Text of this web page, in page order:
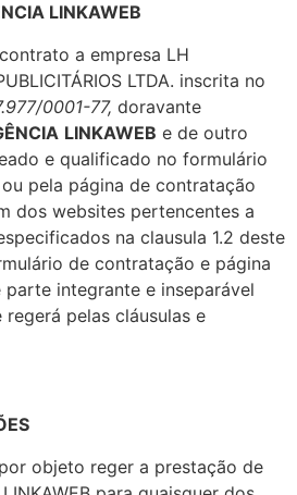
LINKAWEB
a empresa LH
LTDA. inscrita no
0001-77, doravante
LINKAWEB e de outro
e qualificado no formulário
pela página de contratação
dos websites pertencentes a
na clausula 1.2 deste
de contratação e página
integrante e inseparável
pelas cláusulas e
objeto reger a prestação de